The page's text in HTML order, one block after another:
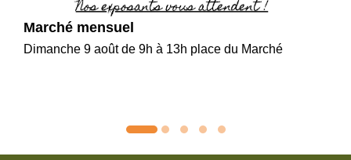
Marché mensuel
Dimanche 9 août de 9h à 13h place du Marché